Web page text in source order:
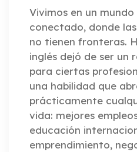
Vivimos en un
conectado, donde
no tienen fronteras.
inglés dejó de ser un
para ciertas
una habilidad que
prácticamente
vida: mejores
educación
emprendimiento,